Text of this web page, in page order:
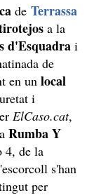
de Terrassa
a la
d'Esquadra i
de
en un local
i
ElCaso.cat,
Rumba Y
4, de la
s'han
per